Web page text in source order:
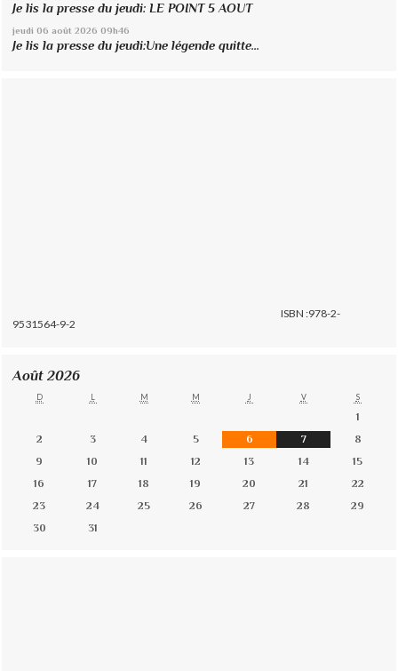
Je lis la presse du jeudi: LE POINT 5 AOUT
jeudi 06 août 2026 09h46
Je lis la presse du jeudi:Une légende quitte...
ISBN :978-2-
9531564-9-2
Août 2026
D L M M J V S
1
2
3 4 5 6 7
8
9
10 11 12 13 14
15
16
17 18 19 20 21
22
23
24 25 26 27 28
29
30
31